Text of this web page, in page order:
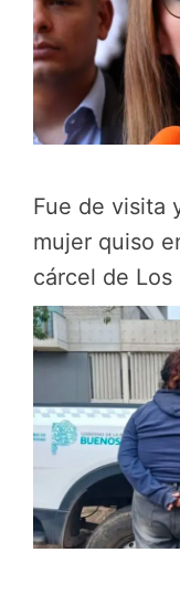
Fue de visita
mujer quiso
cárcel de Los